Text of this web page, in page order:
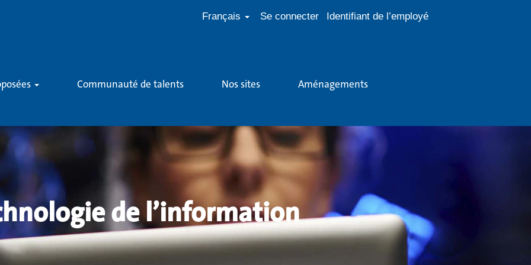
Français Se connecter Identifiant de l’employé
Communauté de talents Nos sites Aménagements
de l’information